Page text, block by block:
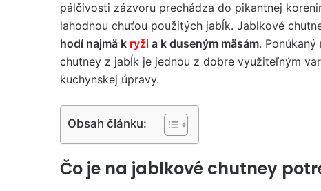
pálčivosti zázvoru prechádza do pikantnej
lahodnou chuťou použitých jabĺk. Jablkové
hodí najmä k ryži a k ​​duseným mäsám. Ponúkaný
chutney z jabĺk je jednou z dobre využiteľným
kuchynskej úpravy.
Obsah článku:
Čo je na jablkové chutney